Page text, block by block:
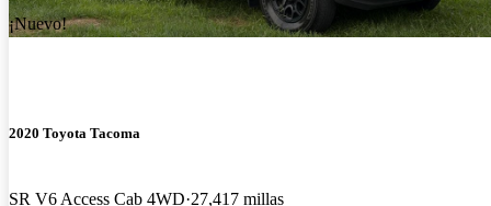
¡Nuevo!
2020 Toyota Tacoma
SR V6 Access Cab 4WD 27,417 millas